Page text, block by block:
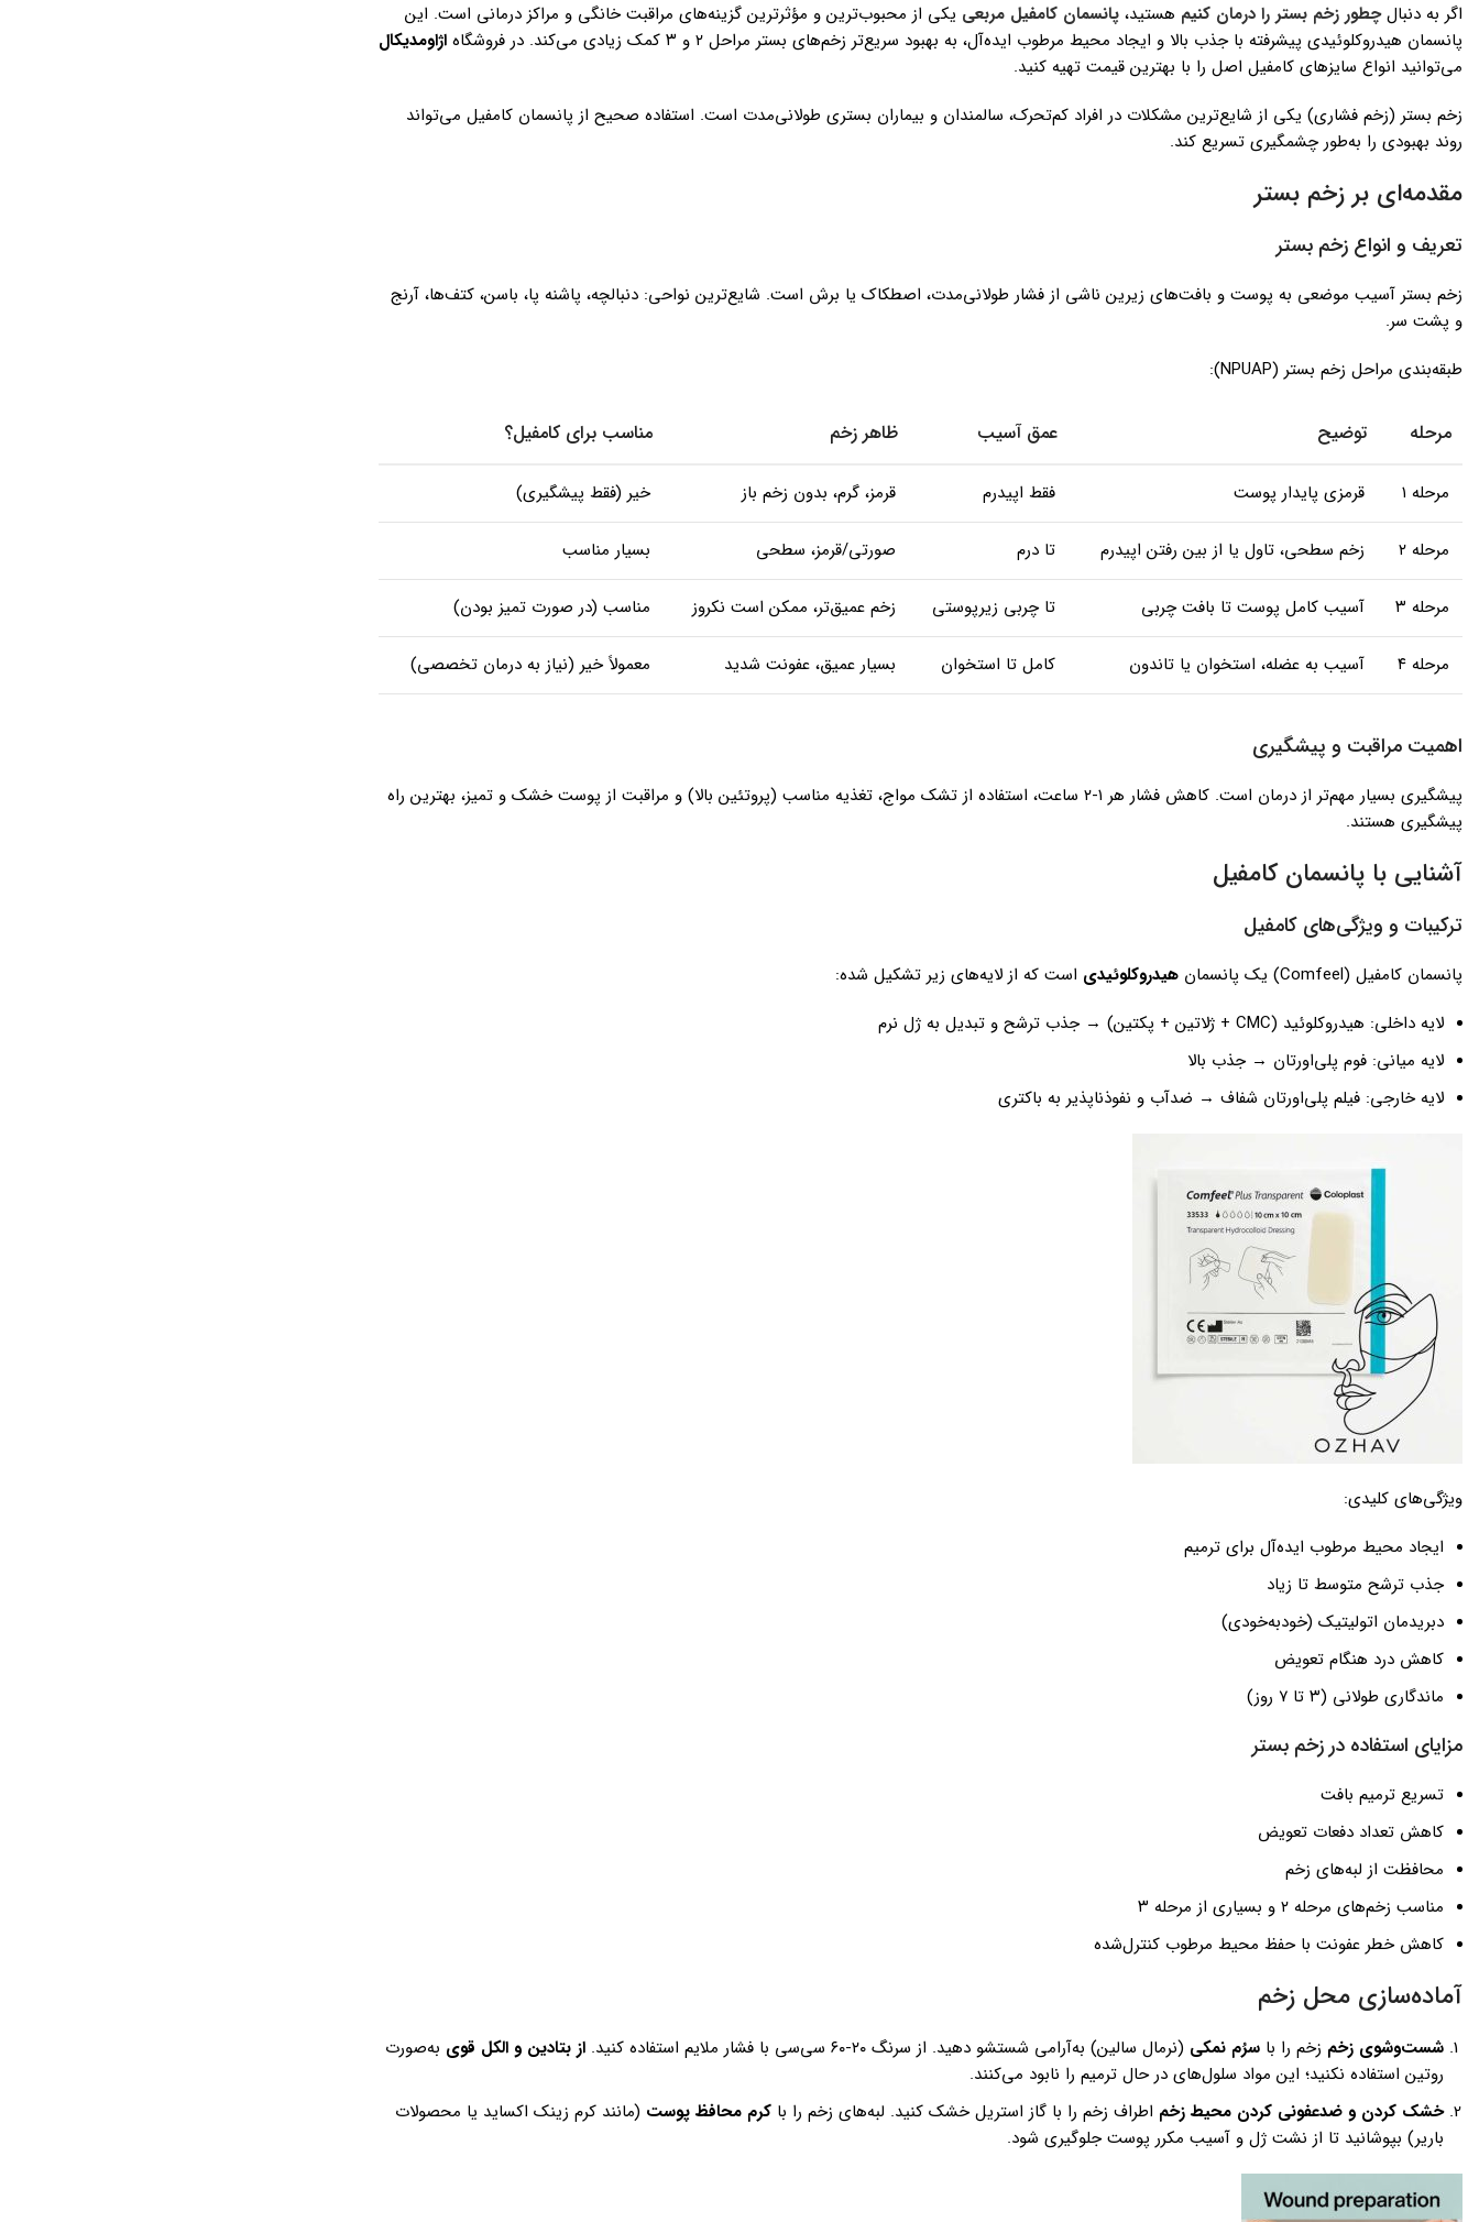
اگر به دنبالچطور زخم بستر را درمان کنیم هستید، پانسمان کامفیل مربعی یکی از محبوب‌ترین و مؤثرترین گزینه‌های مراقبت خانگی و مراکز درمانی است. این
پانسمان هیدروکلوئیدی پیشرفته با جذب بالا و ایجاد محیط مرطوب ایده‌آل، به بهبود سریع‌تر زخم‌های بستر مراحل ۲ و ۳ کمک زیادی می‌کند. در فروشگاه
اژاومدیکال
می‌توانید انواع سایزهای کامفیل اصل را با بهترین قیمت تهیه کنید.
زخم بستر (زخم فشاری) یکی از شایع‌ترین مشکلات در افراد کم‌تحرک، سالمندان و بیماران بستری طولانی‌مدت است. استفاده صحیح از پانسمان کامفیل می‌تواند
روند بهبودی را به‌طور چشمگیری تسریع کند.
مقدمه‌ای بر زخم بستر
تعریف و انواع زخم بستر
زخم بستر آسیب موضعی به پوست و بافت‌های زیرین ناشی از فشار طولانی‌مدت، اصطکاک یا برش است. شایع‌ترین نواحی: دنبالچه، پاشنه پا، باسن، کتف‌ها، آرنج
و پشت سر.
طبقه‌بندی مراحل زخم بستر (NPUAP):
مرحله توضیح عمق آسیب ظاهر زخم مناسب برای کامفیل؟
مرحله ۱ قرمزی پایدار پوست فقط اپیدرم قرمز، گرم، بدون زخم باز خیر (فقط پیشگیری)
مرحله ۲ زخم سطحی، تاول یا از بین رفتن اپیدرم تا درم صورتی/قرمز، سطحی بسیار مناسب
مرحله ۳ آسیب کامل پوست تا بافت چربی تا چربی زیرپوستی زخم عمیق‌تر، ممکن است نکروز مناسب (در صورت تمیز بودن)
مرحله ۴ آسیب به عضله، استخوان یا تاندون کامل تا استخوان بسیار عمیق، عفونت شدید معمولاً خیر (نیاز به درمان تخصصی)
اهمیت مراقبت و پیشگیری
پیشگیری بسیار مهم‌تر از درمان است. کاهش فشار هر ۱-۲ ساعت، استفاده از تشک مواج، تغذیه مناسب (پروتئین بالا) و مراقبت از پوست خشک و تمیز، بهترین راه
پیشگیری هستند.
آشنایی با پانسمان کامفیل
ترکیبات و ویژگی‌های کامفیل
پانسمان کامفیل (Comfeel) یک پانسمان هیدروکلوئیدی است که از لایه‌های زیر تشکیل شده:
لایه داخلی: هیدروکلوئید (CMC + ژلاتین + پکتین) → جذب ترشح و تبدیل به ژل نرم
لایه میانی: فوم پلی‌اورتان → جذب بالا
لایه خارجی: فیلم پلی‌اورتان شفاف → ضدآب و نفوذناپذیر به باکتری
ویژگی‌های کلیدی:
ایجاد محیط مرطوب ایده‌آل برای ترمیم
جذب ترشح متوسط تا زیاد
دبریدمان اتولیتیک (خودبه‌خودی)
کاهش درد هنگام تعویض
ماندگاری طولانی (۳ تا ۷ روز)
مزایای استفاده در زخم بستر
تسریع ترمیم بافت
کاهش تعداد دفعات تعویض
محافظت از لبه‌های زخم
مناسب زخم‌های مرحله ۲ و بسیاری از مرحله ۳
کاهش خطر عفونت با حفظ محیط مرطوب کنترل‌شده
آماده‌سازی محل زخم
شست‌وشوی زخم زخم را با سرُم نمکی (نرمال سالین) به‌آرامی شستشو دهید. از سرنگ ۲۰-۶۰ سی‌سی با فشار ملایم استفاده کنید. از بتادین و الکل قوی به‌صورت
روتین استفاده نکنید؛ این مواد سلول‌های در حال ترمیم را نابود می‌کنند.
خشک کردن و ضدعفونی کردن محیط زخم اطراف زخم را با گاز استریل خشک کنید. لبه‌های زخم را با کرم محافظ پوست (مانند کرم زینک اکساید یا محصولات
باریر) بپوشانید تا از نشت ژل و آسیب مکرر پوست جلوگیری شود.